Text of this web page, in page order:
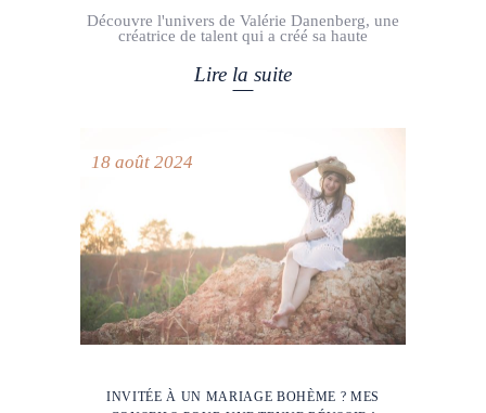
Découvre l'univers de Valérie Danenberg, une
créatrice de talent qui a créé sa haute
Lire la suite
18 août 2024
INVITÉE À UN MARIAGE BOHÈME ? MES